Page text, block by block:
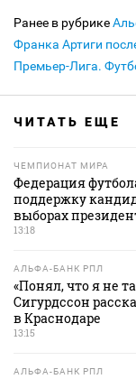
Ранее в рубрике
Франка Артиги
Премьер-Лига.
ЧИТАТЬ ЕЩЕ
ЧЕМПИОНАТ МИРА
Федерация
поддержку
выборах
13:18
АЛЬФА-БАНК РПЛ
«Понял, что я не
Сигурдссон
в Краснодаре
13:15
АЛЬФА-БАНК РПЛ